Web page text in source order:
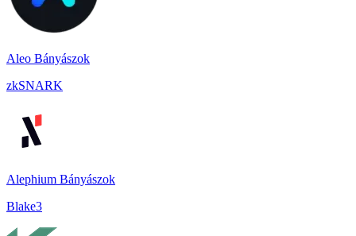
Aleo Bányászok
zkSNARK
Alephium Bányászok
Blake3